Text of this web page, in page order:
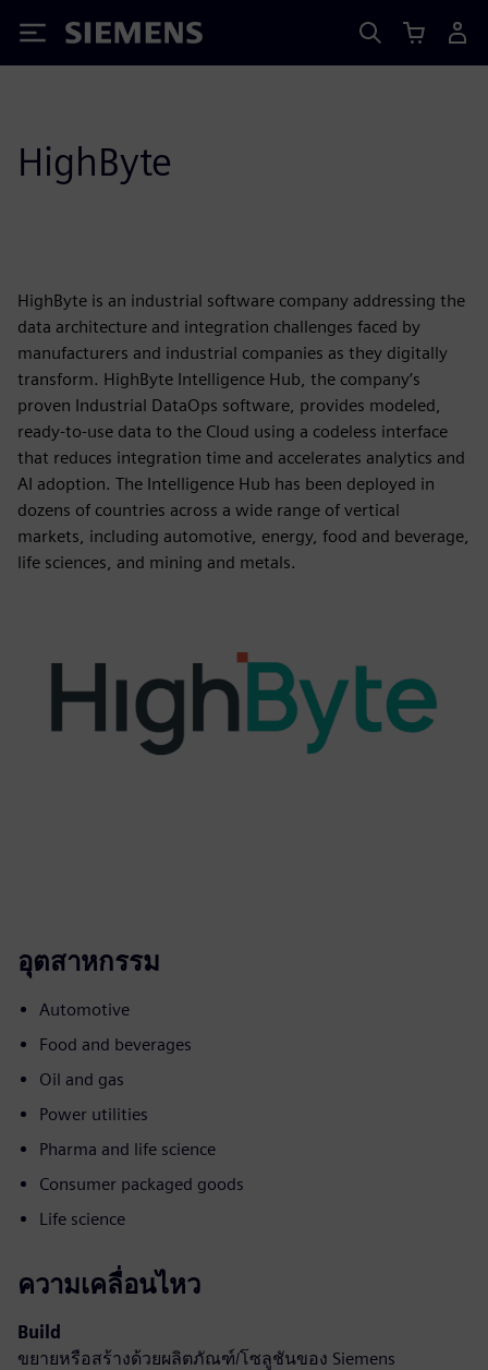
Siemens
HighByte
HighByte is an industrial software company addressing the
data architecture and integration challenges faced by
manufacturers and industrial companies as they digitally
transform. HighByte Intelligence Hub, the company’s
proven Industrial DataOps software, provides modeled,
ready-to-use data to the Cloud using a codeless interface
that reduces integration time and accelerates analytics and
AI adoption. The Intelligence Hub has been deployed in
dozens of countries across a wide range of vertical
markets, including automotive, energy, food and beverage,
life sciences, and mining and metals.
อุตสาหกรรม
Automotive
Food and beverages
Oil and gas
Power utilities
Pharma and life science
Consumer packaged goods
Life science
ความเคลื่อนไหว
Build
ขยายหรือสร้างด้วยผลิตภัณฑ์/โซลูชันของ Siemens